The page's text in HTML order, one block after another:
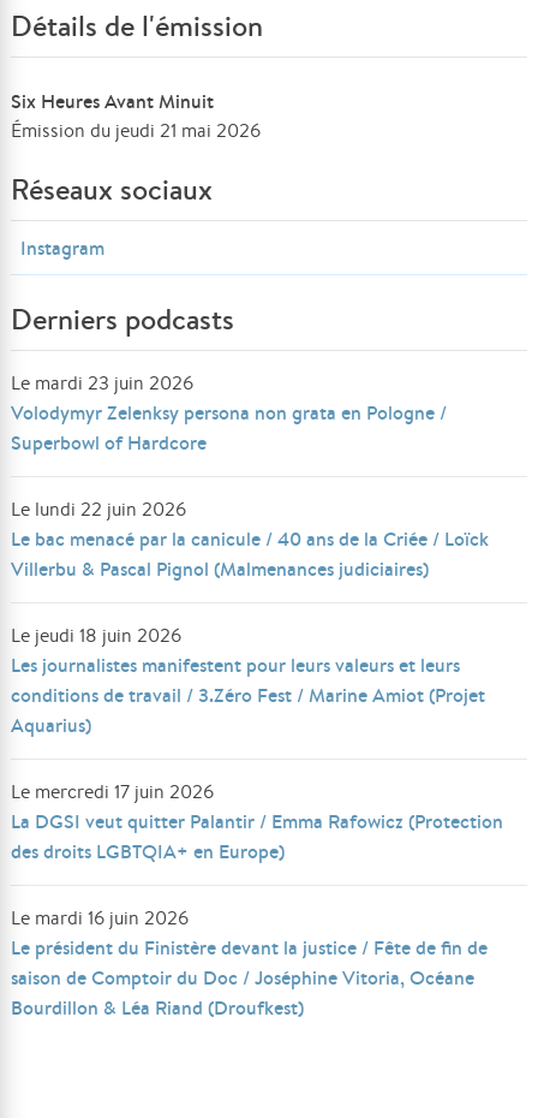
Détails de l'émission
Six Heures Avant Minuit
Émission du jeudi 21 mai 2026
Réseaux sociaux
Instagram
Derniers podcasts
Le mardi 23 juin 2026
Volodymyr Zelenksy persona non grata en Pologne /
Superbowl of Hardcore
Le lundi 22 juin 2026
Le bac menacé par la canicule / 40 ans de la Criée / Loïck
Villerbu & Pascal Pignol (Malmenances judiciaires)
Le jeudi 18 juin 2026
Les journalistes manifestent pour leurs valeurs et leurs
conditions de travail / 3.Zéro Fest / Marine Amiot (Projet
Aquarius)
Le mercredi 17 juin 2026
La DGSI veut quitter Palantir / Emma Rafowicz (Protection
des droits LGBTQIA+ en Europe)
Le mardi 16 juin 2026
Le président du Finistère devant la justice / Fête de fin de
saison de Comptoir du Doc / Joséphine Vitoria, Océane
Bourdillon & Léa Riand (Droufkest)